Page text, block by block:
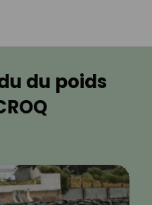
du poids